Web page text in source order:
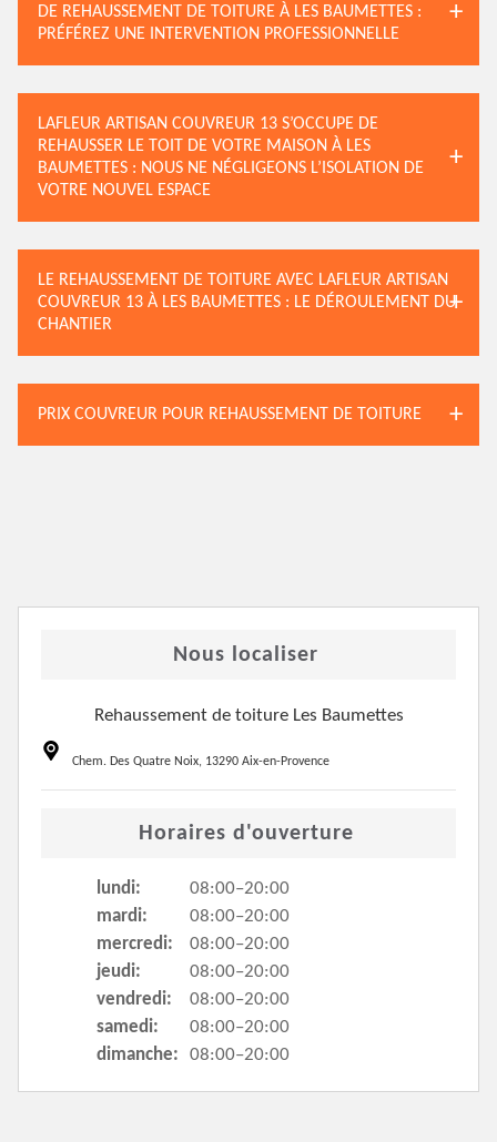
DE REHAUSSEMENT DE TOITURE À LES BAUMETTES :
PRÉFÉREZ UNE INTERVENTION PROFESSIONNELLE
LAFLEUR ARTISAN COUVREUR 13 S’OCCUPE DE
REHAUSSER LE TOIT DE VOTRE MAISON À LES
BAUMETTES : NOUS NE NÉGLIGEONS L’ISOLATION DE
VOTRE NOUVEL ESPACE
LE REHAUSSEMENT DE TOITURE AVEC LAFLEUR ARTISAN
COUVREUR 13 À LES BAUMETTES : LE DÉROULEMENT DU
CHANTIER
PRIX COUVREUR POUR REHAUSSEMENT DE TOITURE
Nous localiser
Rehaussement de toiture Les Baumettes
Chem. Des Quatre Noix, 13290 Aix-en-Provence
Horaires d'ouverture
lundi:
08:00–20:00
mardi:
08:00–20:00
mercredi:
08:00–20:00
jeudi:
08:00–20:00
vendredi:
08:00–20:00
samedi:
08:00–20:00
dimanche:
08:00–20:00